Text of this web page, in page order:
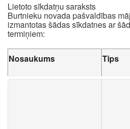
Lietoto sīkdatņu saraksts
Burtnieku novada pašvaldības
izmantotas šādas sīkdatnes ar
termiņiem:
Nosaukums Tips